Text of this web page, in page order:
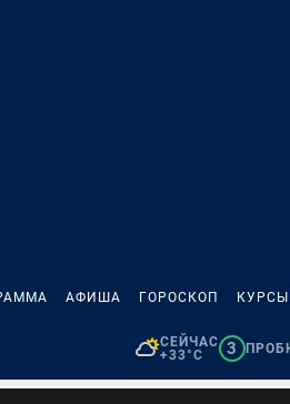
АФИША ГОРОСКОП
СЕЙЧАС
+33°C
3